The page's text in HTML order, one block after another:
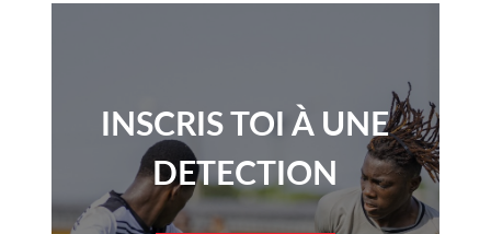
INSCRIS TOI À UNE
DETECTION​